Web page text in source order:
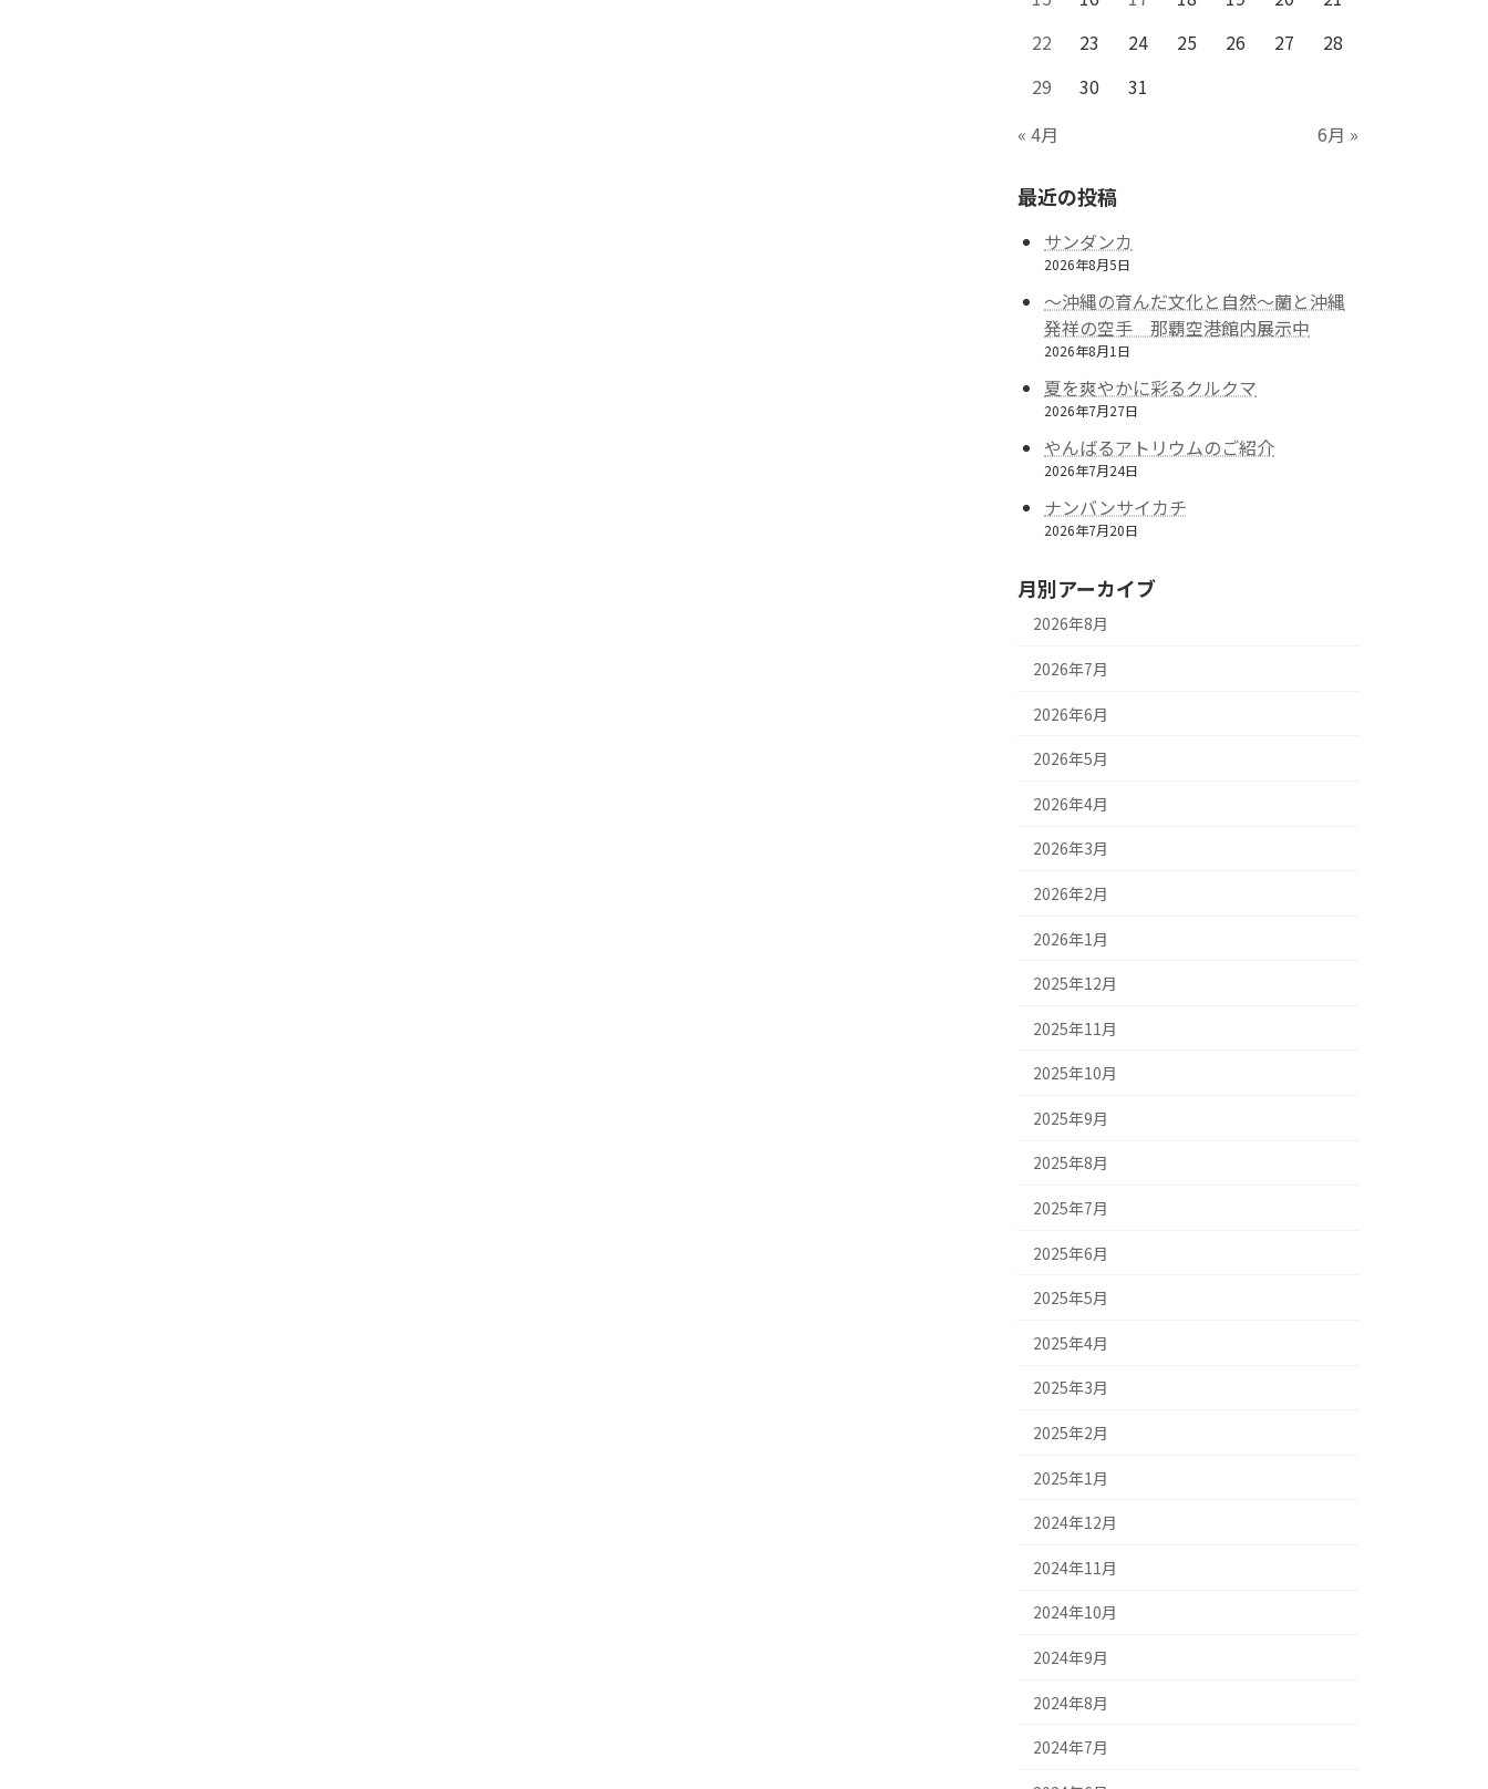
22
23 24 25 26 27
28
29
30
31
« 4月
6月 »
最近の投稿
サンダンカ
2026年8月5日
～沖縄の育んだ文化と自然～蘭と沖縄
発祥の空手 那覇空港館内展示中
2026年8月1日
夏を爽やかに彩るクルクマ
2026年7月27日
やんばるアトリウムのご紹介
2026年7月24日
ナンバンサイカチ
2026年7月20日
月別アーカイブ
2026年8月
2026年7月
2026年6月
2026年5月
2026年4月
2026年3月
2026年2月
2026年1月
2025年12月
2025年11月
2025年10月
2025年9月
2025年8月
2025年7月
2025年6月
2025年5月
2025年4月
2025年3月
2025年2月
2025年1月
2024年12月
2024年11月
2024年10月
2024年9月
2024年8月
2024年7月